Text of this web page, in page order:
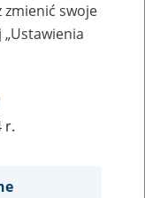
profili
zmienić swoje
r.